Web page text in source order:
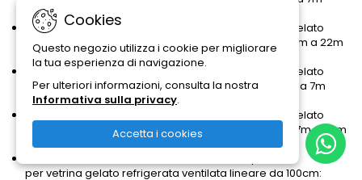
(codice 212030764);
unità condensatrice remota ad acqua per vetrina gelato
refrigerata ventilata lineare da 150cm: distanza da 7m a 22m
(codice 212030711);
unità condensatrice remota ad acqua per vetrina gelato
refrigerata ventilata lineare da 200cm: distanza fino a 7m
(codice 212030711);
unità condensatrice remota ad acqua per vetrina gelato
refrigerata ventilata lineare da 200cm: distanza da 7m a 22m
(codice 212030712);
per vetrina gelato refrigerata ventilata lineare da 100cm:
Cookies
Questo negozio utilizza i cookie per migliorare
la tua esperienza di navigazione.
Per ulteriori informazioni, consulta la nostra
Informativa sulla privacy.
Accetta i cookies